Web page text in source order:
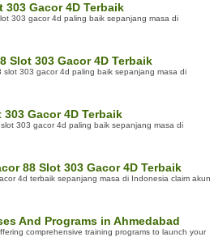
Gacor 4D Terbaik
303 gacor 4d paling baik sepanjang masa di
Slot 303 Gacor 4D Terbaik
303 gacor 4d paling baik sepanjang masa di
Gacor 4D Terbaik
303 gacor 4d paling baik sepanjang masa di
88 Slot 303 Gacor 4D Terbaik
4d terbaik sepanjang masa di Indonesia claim akun
And Programs in Ahmedabad
comprehensive training programs to launch your